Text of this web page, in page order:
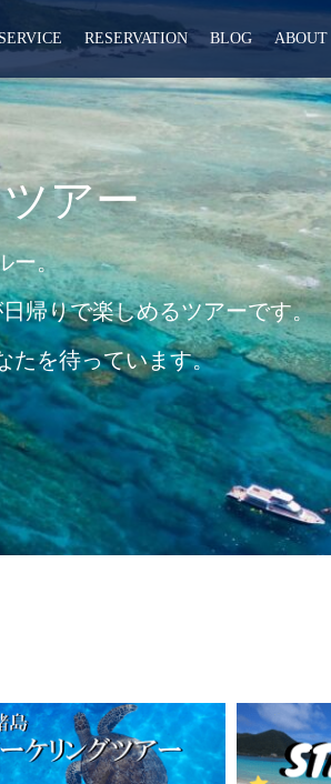
RESERVATION BLOG ABOUT
アー
ー。
帰りで楽しめるツアーです。
たを待っています。